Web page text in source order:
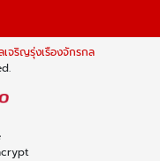
จริญรุ่งเรืองจักรกล